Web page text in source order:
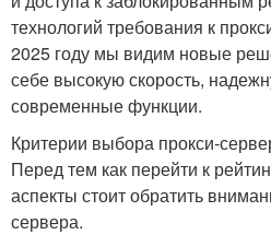
технологий требования к
2025 году мы видим новые
себе высокую скорость,
современные функции.
Критерии выбора прокси-
Перед тем как перейти к
аспекты стоит обратить
сервера.